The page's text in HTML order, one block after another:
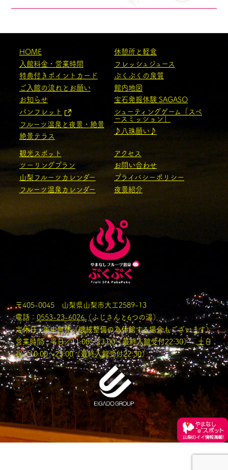
HOME
入館料金・営業時間
特典付きポイントカード
ご入館の流れとお願い
お知らせ
パンフレット
フルーツ温泉と夜景・絶景
絶景テラス
休憩所と軽食
フレッシュジュース
ぷくぷくの泉質
館内地図
宝石発掘体験 SAGASO
シューティングゲーム「スペ
ースミッション」
♪八珠願い♪
観光スポット
ツーリングプラン
山梨フルーツカレンダー
フルーツ温泉カレンダー
アクセス
お問い合わせ
プライバシーポリシー
夜景紹介
〒405-0045 山梨県山梨市大工2589-13
電話：0553-23-6026（ふじさんと6つの湯）
定休日 : 年中無休（機械整備の為休館する場合もございます）
営業時間 : 平日／11:00〜23:00（最終入館受付22:30） 土日
祝／10:00～23:00（最終入館受付22:30）